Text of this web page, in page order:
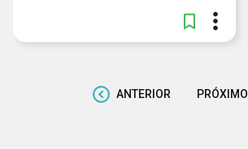
ANTERIOR PRÓXIMO